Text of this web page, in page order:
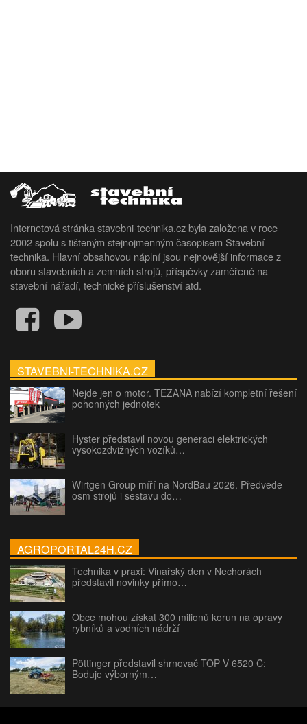
Internetová stránka stavebni-technika.cz byla založena v roce
2002 spolu s tišteným stejnojmenným časopisem Stavební
technika. Hlavní obsahovou náplní jsou nejnovější informace z
oboru stavebních a zemních strojů, příspěvky zaměřené na
stavební nářadí, technické příslušenství atd.
STAVEBNI-TECHNIKA.CZ
Nejde jen o motor. TEZANA nabízí kompletní řešení
pohonných jednotek
Hyster představil novou generaci elektrických
vysokozdvižných vozíků…
Wirtgen Group míří na NordBau 2026. Předvede
osm strojů i sestavu do…
AGROPORTAL24H.CZ
Technika v praxi: Vinařský den v Nechorách
představil novinky přímo…
Obce mohou získat 300 milionů korun na opravy
rybníků a vodních nádrží
Pöttinger představil shrnovač TOP V 6520 C:
Boduje výborným…